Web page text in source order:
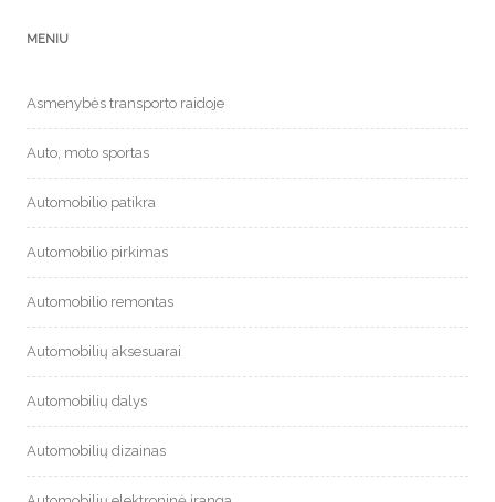
MENIU
Asmenybės transporto raidoje
Auto, moto sportas
Automobilio patikra
Automobilio pirkimas
Automobilio remontas
Automobilių aksesuarai
Automobilių dalys
Automobilių dizainas